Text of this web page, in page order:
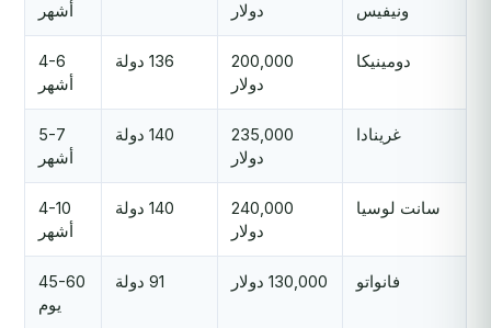
ونيفيس
دولار
أشهر
دومينيكا
200,000
دولار
136 دولة
4-6
أشهر
غرينادا
235,000
دولار
140 دولة
5-7
أشهر
سانت لوسيا
240,000
دولار
140 دولة
4-10
أشهر
فانواتو 130,000 دولار 91 دولة
45-60
يوم